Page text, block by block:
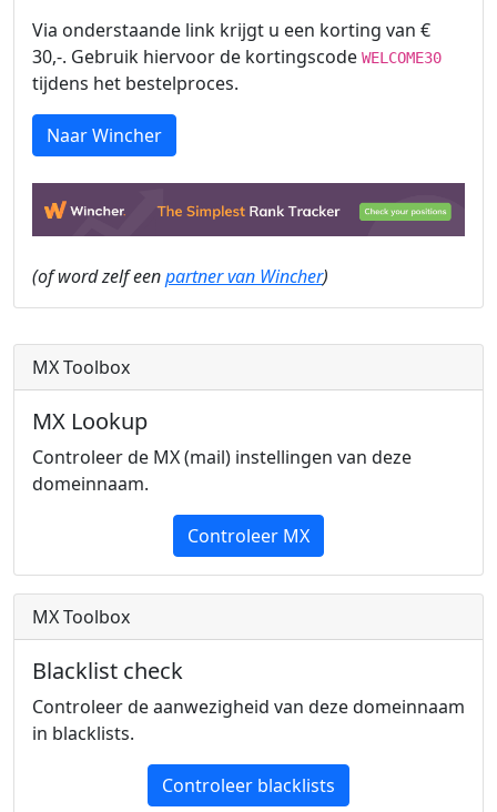
Via onderstaande link krijgt u een korting van €
30,-. Gebruik hiervoor de kortingscode WELCOME30
tijdens het bestelproces.
Naar Wincher
(of word zelf eenpartner van Wincher)
MX Toolbox
MX Lookup
Controleer de MX (mail) instellingen van deze
domeinnaam.
Controleer MX
MX Toolbox
Blacklist check
Controleer de aanwezigheid van deze domeinnaam
in blacklists.
Controleer blacklists